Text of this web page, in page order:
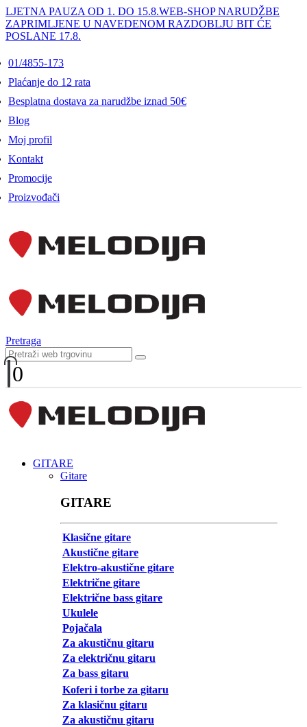
LJETNA PAUZA OD 1. DO 15.8.WEB-SHOP NARUDŽBE
ZAPRIMLJENE U NAVEDENOM RAZDOBLJU BIT ĆE
POSLANE 17.8.
01/4855-173
Plaćanje do 12 rata
Besplatna dostava za narudžbe iznad 50€
Blog
Moj profil
Kontakt
Promocije
Proizvođači
Pretraga
0
GITARE
Gitare
GITARE
Klasične gitare
Akustične gitare
Elektro-akustične gitare
Električne gitare
Električne bass gitare
Ukulele
Pojačala
Za akustičnu gitaru
Za električnu gitaru
Za bass gitaru
Koferi i torbe za gitaru
Za klasičnu gitaru
Za akustičnu gitaru